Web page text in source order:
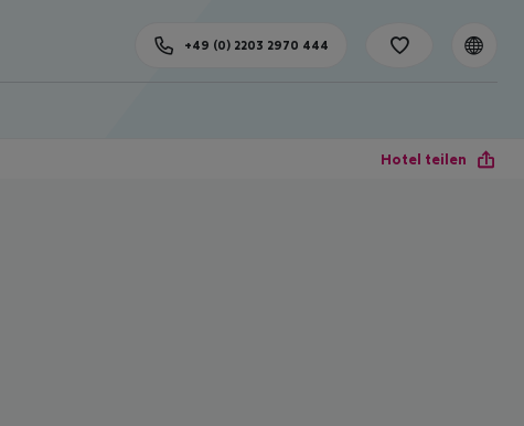
+49 (0) 2203 2970 444
Hotel teilen